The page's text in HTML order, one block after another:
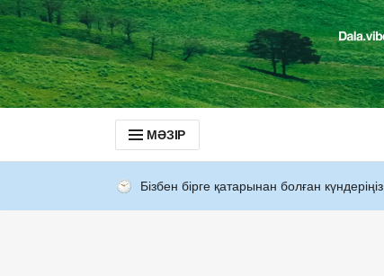
МӘЗІР
Бізбен бірге қатарынан болған күндеріңіз